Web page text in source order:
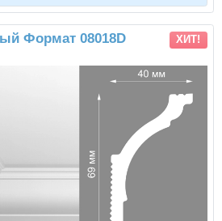
Формат 08018D ХИТ!